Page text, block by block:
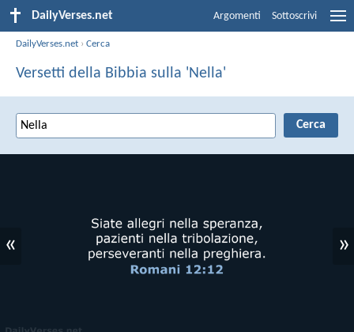
DailyVerses.net Argomenti Sottoscrivi
DailyVerses.net ›Cerca
Versetti della Bibbia sulla 'Nella'
« »